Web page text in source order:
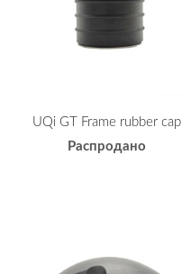
UQi GT Frame rubber cap
Распродано